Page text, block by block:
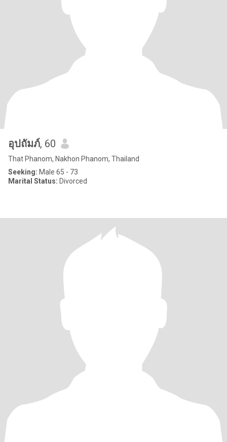
อุปถัมภ์, 60
That Phanom, Nakhon Phanom, Thailand
Seeking: Male 65 - 73
Marital Status: Divorced